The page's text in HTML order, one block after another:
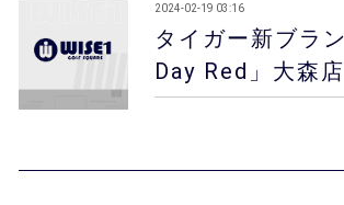
タイガー新ブラ
Day Red」大森店
2024-02-19 03:16